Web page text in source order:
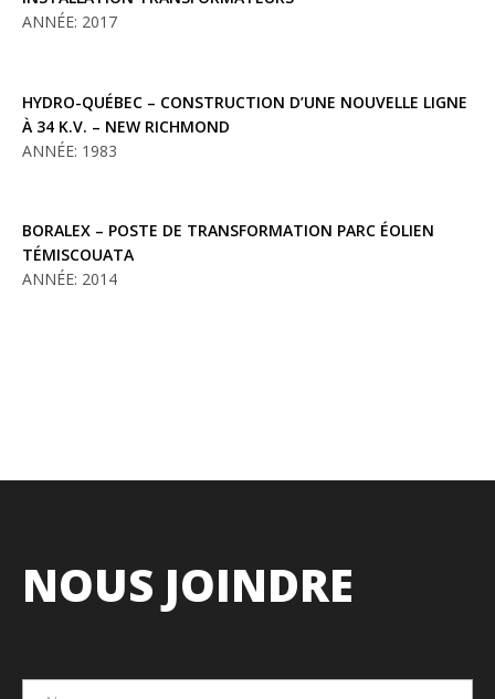
ANNÉE: 2017
HYDRO-QUÉBEC – CONSTRUCTION D’UNE NOUVELLE LIGNE
À 34 K.V. – NEW RICHMOND
ANNÉE: 1983
BORALEX – POSTE DE TRANSFORMATION PARC ÉOLIEN
TÉMISCOUATA
ANNÉE: 2014
NOUS JOINDRE